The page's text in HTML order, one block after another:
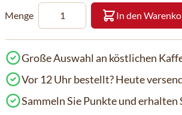
Menge
In den
Große Auswahl an köstlichen
Vor 12 Uhr bestellt? Heute
Sammeln Sie Punkte und